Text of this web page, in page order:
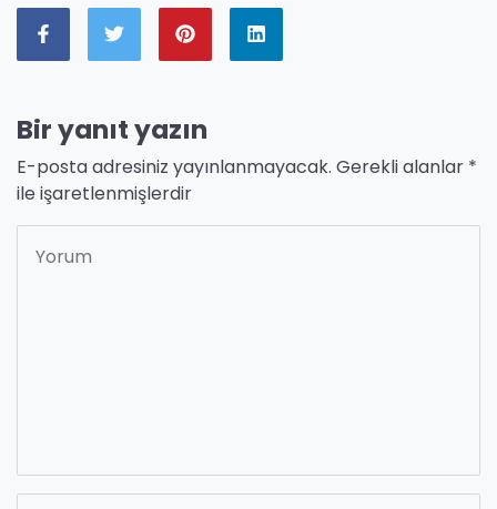
Bir yanıt yazın
E-posta adresiniz yayınlanmayacak. Gerekli alanlar *
ile işaretlenmişlerdir